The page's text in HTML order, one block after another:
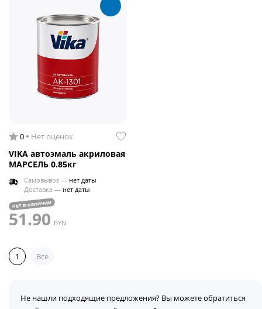
0 Нет оценок
VIKA автоэмаль акриловая
МАРСЕЛЬ 0.85кг
Самовывоз — нет даты
Доставка — нет даты
нет в наличии
51.90 BYN
1 Все
Не нашли подходящие предложения? Вы можете обратиться